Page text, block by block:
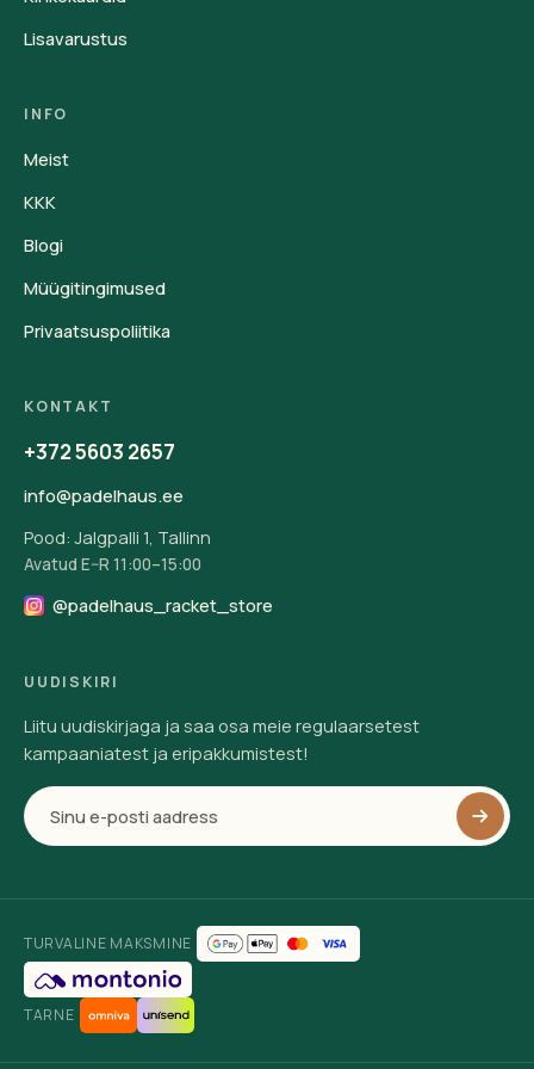
Lisavarustus
INFO
Meist
KKK
Blogi
Müügitingimused
Privaatsuspoliitika
KONTAKT
+372 5603 2657
info@padelhaus.ee
Pood: Jalgpalli 1, Tallinn
Avatud E–R 11:00–15:00
@padelhaus_racket_store
UUDISKIRI
Liitu uudiskirjaga ja saa osa meie regulaarsetest
kampaaniatest ja eripakkumistest!
TURVALINE MAKSMINE
TARNE